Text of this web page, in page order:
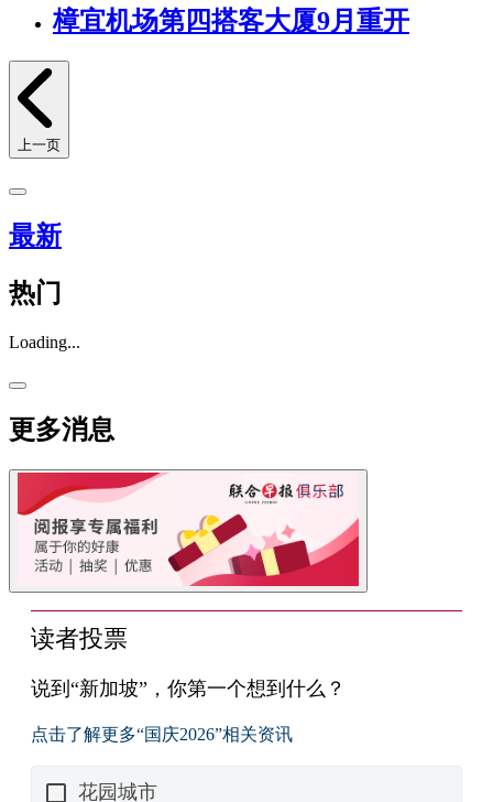
樟宜机场第四搭客大厦9月重开
上一页
最新
热门
Loading...
更多消息